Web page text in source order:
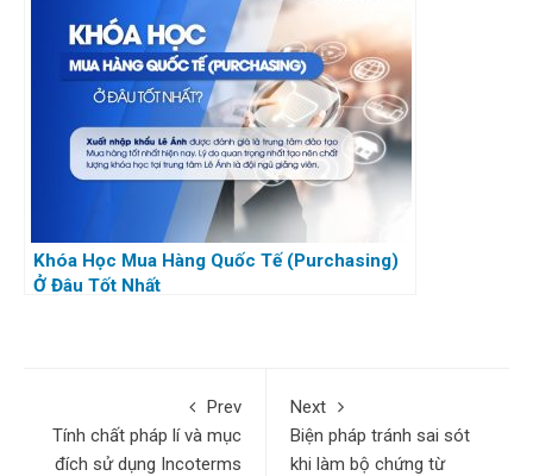
Khóa Học Mua Hàng Quốc Tế (Purchasing)
Ở Đâu Tốt Nhất
Prev
Tính chất pháp lí và mục
đích sử dụng Incoterms
Next
Biện pháp tránh sai sót
khi làm bộ chứng từ